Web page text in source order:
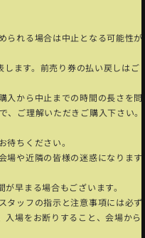
られる場合は中止となる可能性が
ます。前売り券の払い戻しはご
入から中止までの時間の長さを問
、ご理解いただきご購入下さい。
待ちください。
場や近隣の皆様の迷惑になります
早まる場合もございます。
タッフの指示と注意事項には必ず
入場をお断りすること、会場から